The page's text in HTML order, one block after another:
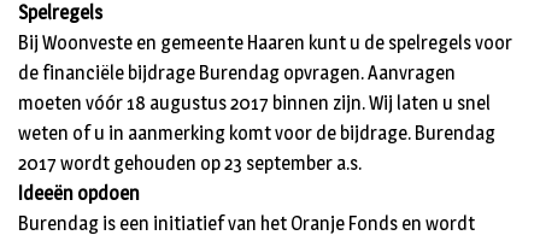
Spelregels
Bij Woonveste en gemeente Haaren kunt u de spelregels voor
de financiële bijdrage Burendag opvragen. Aanvragen
moeten vóór 18 augustus 2017 binnen zijn. Wij laten u snel
weten of u in aanmerking komt voor de bijdrage. Burendag
2017 wordt gehouden op 23 september a.s.
Ideeën opdoen
Burendag is een initiatief van het Oranje Fonds en wordt